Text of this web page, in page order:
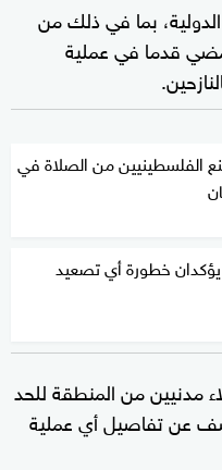
بما في ذلك من
قدما في عملية
الفلسطينيين من الصلاة في
خطورة أي تصعيد
مدنيين من المنطقة للحد
عن تفاصيل أي عملية